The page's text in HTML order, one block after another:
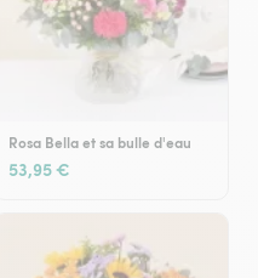
Rosa Bella et sa bulle d'eau
53,95 €